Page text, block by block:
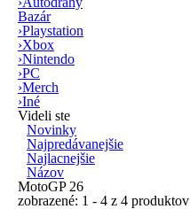
Bazár
›Playstation
›Xbox
›Nintendo
›PC
›Merch
›Iné
Videli ste
Novinky
Najpredávanejšie
Najlacnejšie
Názov
MotoGP 26
zobrazené: 1 - 4 z 4 produktov